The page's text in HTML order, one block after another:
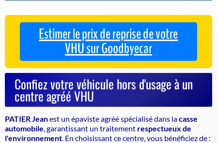
Estimer le prix de reprise de votre
VHU sur Goodbyecar
Confiez votre véhicule hors d'usage à un
centre agréé VHU
PATIER Jeanest un épaviste agrééspécialisé dans lacasse
automobile , garantissant un traitement respectueux de
l'environnement . En choisissant ce centre, vous bénéficiez de :